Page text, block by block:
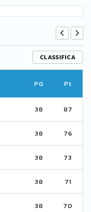
CLASSIFICA
PG Pt
38 87
38 76
38 73
38 71
38 70